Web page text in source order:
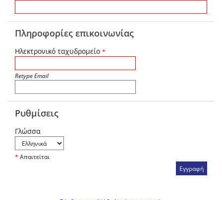
Πληροφορίες επικοινωνίας
Ηλεκτρονικό ταχυδρομείο *
Retype Email
Ρυθμίσεις
Γλώσσα
* Απαιτείται